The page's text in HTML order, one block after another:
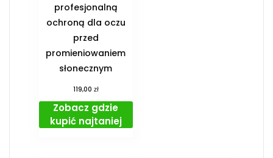
profesjonalną
ochroną dla oczu
przed
promieniowaniem
słonecznym
119,00 zł
Zobacz gdzie
kupić najtaniej